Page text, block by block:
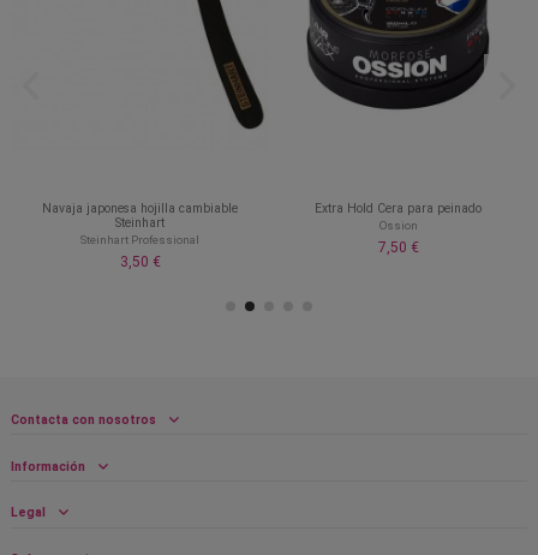
Navaja japonesa hojilla cambiable
Steinhart
Steinhart Professional
3,50 €
Extra Hold Cera para peinado
Ossion
7,50 €
Contacta con nosotros
Información
Legal